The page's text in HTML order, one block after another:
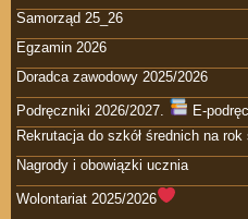
Samorząd 25_26
Egzamin 2026
Doradca zawodowy 2025/2026
Podręczniki 2026/2027.
E-
Rekrutacja do szkół średnich na
Nagrody i obowiązki ucznia
Wolontariat 2025/2026